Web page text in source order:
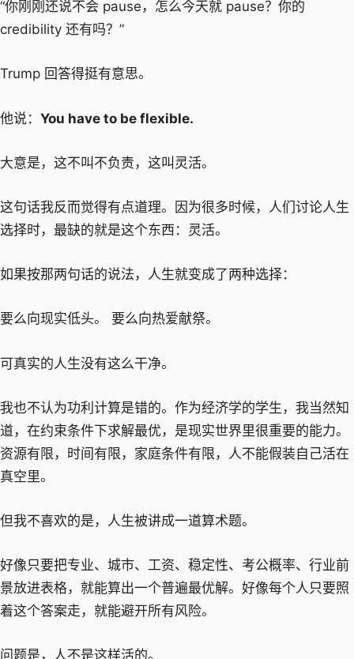
“你刚刚还说不会 pause，怎么今天就 pause？你的
credibility 还有吗？”
Trump 回答得挺有意思。
他说： You have to be flexible.
大意是，这不叫不负责，这叫灵活。
这句话我反而觉得有点道理。因为很多时候，人们讨论人生
选择时，最缺的就是这个东西：灵活。
如果按那两句话的说法，人生就变成了两种选择：
要么向现实低头。 要么向热爱献祭。
可真实的人生没有这么干净。
我也不认为功利计算是错的。作为经济学的学生，我当然知
道，在约束条件下求解最优，是现实世界里很重要的能力。
资源有限，时间有限，家庭条件有限，人不能假装自己活在
真空里。
但我不喜欢的是，人生被讲成一道算术题。
好像只要把专业、城市、工资、稳定性、考公概率、行业前
景放进表格，就能算出一个普遍最优解。好像每个人只要照
着这个答案走，就能避开所有风险。
问题是，人不是这样活的。